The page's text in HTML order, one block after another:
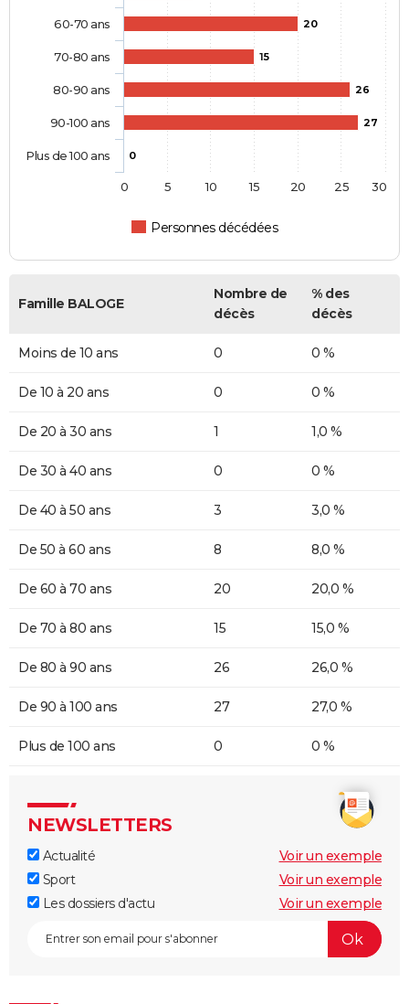
20
15
26
27
0
Personnes décédées
60-70 ans
70-80 ans
80-90 ans
90-100 ans
Plus de 100 ans
0 5 10 15 20 25 30
Famille BALOGE
Nombre de
décès
% des
décès
Moins de 10 ans 0 0 %
De 10 à 20 ans 0 0 %
De 20 à 30 ans 1 1,0 %
De 30 à 40 ans 0 0 %
De 40 à 50 ans 3 3,0 %
De 50 à 60 ans 8 8,0 %
De 60 à 70 ans 20 20,0 %
De 70 à 80 ans 15 15,0 %
De 80 à 90 ans 26 26,0 %
De 90 à 100 ans 27 27,0 %
Plus de 100 ans 0 0 %
NEWSLETTERS
Actualité
Voir un exemple
Sport
Voir un exemple
Les dossiers d'actu
Voir un exemple